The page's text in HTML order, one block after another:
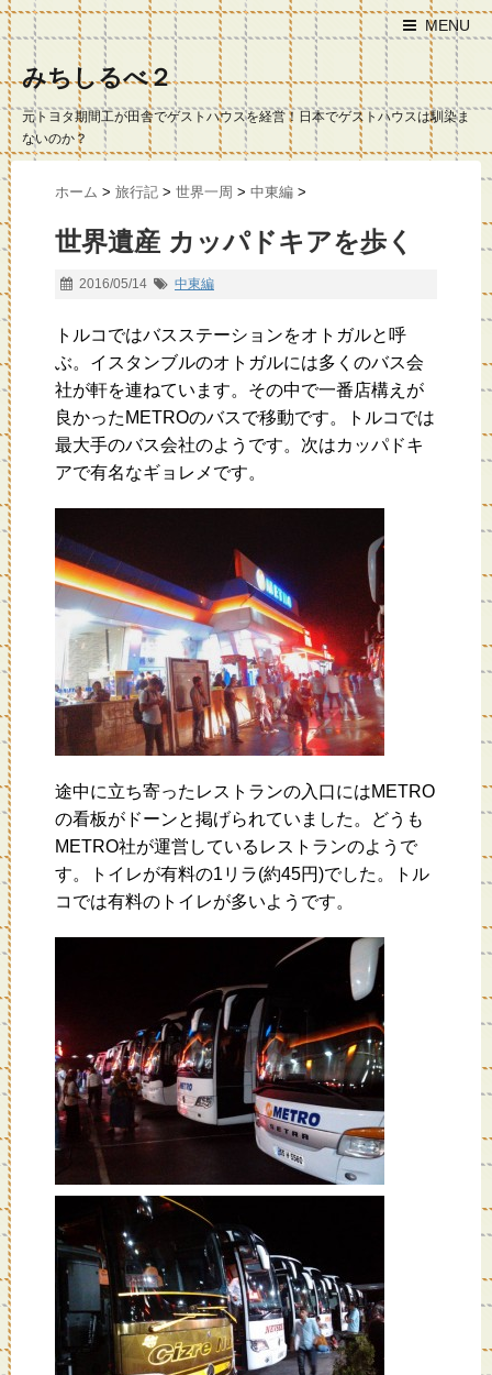
MENU
みちしるべ２
元トヨタ期間工が田舎でゲストハウスを経営！日本でゲストハウスは馴染ま
ないのか？
ホーム > 旅行記 > 世界一周 > 中東編 >
世界遺産 カッパドキアを歩く
2016/05/14 中東編
トルコではバスステーションをオトガルと呼
ぶ。イスタンブルのオトガルには多くのバス会
社が軒を連ねています。その中で一番店構えが
良かったMETROのバスで移動です。トルコでは
最大手のバス会社のようです。次はカッパドキ
アで有名なギョレメです。
途中に立ち寄ったレストランの入口にはMETRO
の看板がドーンと掲げられていました。どうも
METRO社が運営しているレストランのようで
す。トイレが有料の1リラ(約45円)でした。トル
コでは有料のトイレが多いようです。